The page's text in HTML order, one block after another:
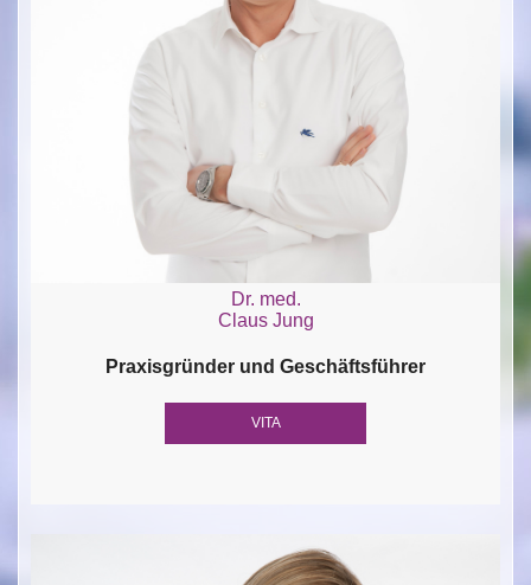
Dr. med.
Claus Jung
Praxisgründer und Geschäftsführer
VITA